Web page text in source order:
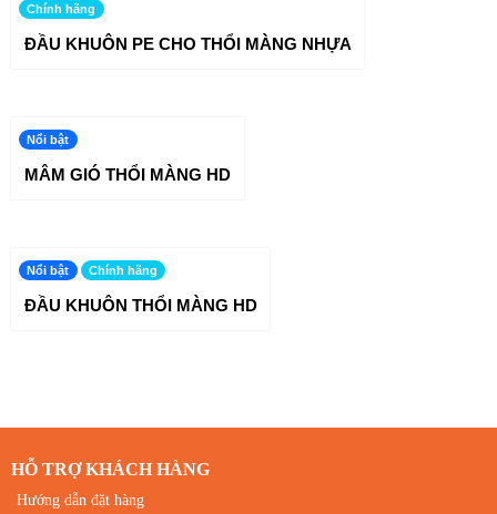
Chính hãng
ĐẦU KHUÔN PE CHO THỔI MÀNG NHỰA
Nổi bật
MÂM GIÓ THỔI MÀNG HD
Nổi bật Chính hãng
ĐẦU KHUÔN THỔI MÀNG HD
HỖ TRỢ KHÁCH HÀNG
Hướng dẫn đặt hàng